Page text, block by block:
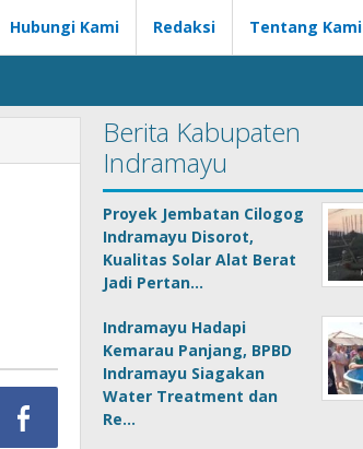
Hubungi Kami Redaksi Tentang Kami
Berita Kabupaten
Indramayu
Proyek Jembatan Cilogog
Indramayu Disorot,
Kualitas Solar Alat Berat
Jadi Pertan…
Indramayu Hadapi
Kemarau Panjang, BPBD
Indramayu Siagakan
Water Treatment dan
Re…